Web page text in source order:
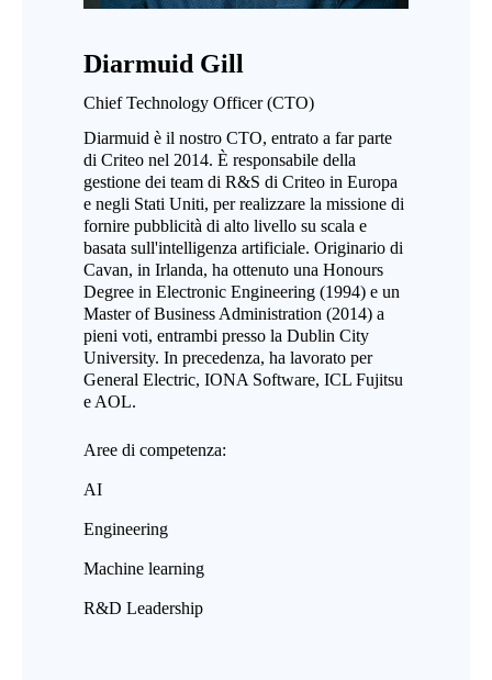
Diarmuid Gill
Chief Technology Officer (CTO)
Diarmuid è il nostro CTO, entrato a far parte
di Criteo nel 2014. È responsabile della
gestione dei team di R&S di Criteo in Europa
e negli Stati Uniti, per realizzare la missione di
fornire pubblicità di alto livello su scala e
basata sull'intelligenza artificiale. Originario di
Cavan, in Irlanda, ha ottenuto una Honours
Degree in Electronic Engineering (1994) e un
Master of Business Administration (2014) a
pieni voti, entrambi presso la Dublin City
University. In precedenza, ha lavorato per
General Electric, IONA Software, ICL Fujitsu
e AOL.
Aree di competenza:
AI
Engineering
Machine learning
R&D Leadership